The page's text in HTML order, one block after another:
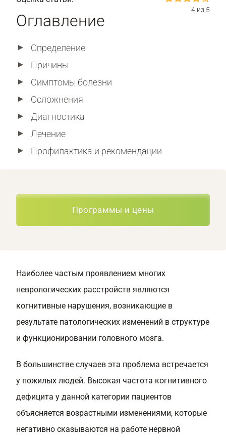
4 из 5
Оглавление
Определение
Причины
Симптомы болезни
Осложнения
Диагностика
Лечение
Профилактика и рекомендации
Программы и цены
Наиболее частым проявлением многих
неврологических расстройств являются
когнитивные нарушения, возникающие в
результате патологических изменений в структуре
и функционировании головного мозга.
В большинстве случаев эта проблема встречается
у пожилых людей. Высокая частота когнитивного
дефицита у данной категории пациентов
объясняется возрастными изменениями, которые
негативно сказываются на работе нервной